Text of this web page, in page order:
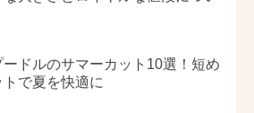
ードルのサマーカット10選！短め
で夏を快適に